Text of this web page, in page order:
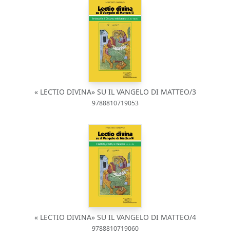
« LECTIO DIVINA» SU IL VANGELO DI MATTEO/3
9788810719053
« LECTIO DIVINA» SU IL VANGELO DI MATTEO/4
9788810719060